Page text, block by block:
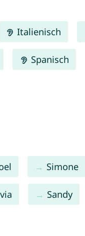
Italienisch
Spanisch
Simone
Sandy